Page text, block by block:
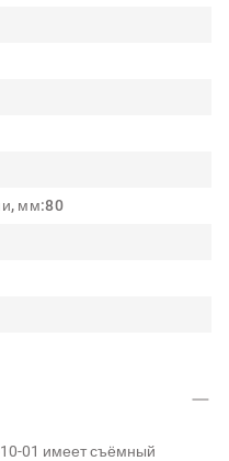
мм:80
01 имеет съёмный